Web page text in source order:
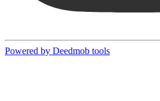
Powered by Deedmob tools